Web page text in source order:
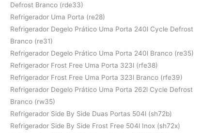
Defrost Branco (rde33)
Refrigerador Uma Porta (re28)
Refrigerador Degelo Prático Uma Porta 240l Cycle Defrost
Branco (re31)
Refrigerador Degelo Prático Uma Porta 240l Branco (re35)
Refrigerador Frost Free Uma Porta 323l (rfe38)
Refrigerador Frost Free Uma Porta 323l Branco (rfe39)
Refrigerador Degelo Prático Uma Porta 262l Cycle Defrost
Branco (rw35)
Refrigerador Side By Side Duas Portas 504l (sh72b)
Refrigerador Side By Side Frost Free 504l Inox (sh72x)